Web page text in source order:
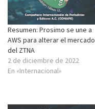
Resumen: Prosimo se une a
AWS para alterar el mercado
del ZTNA
2 de diciembre de 2022
En «Internacional»